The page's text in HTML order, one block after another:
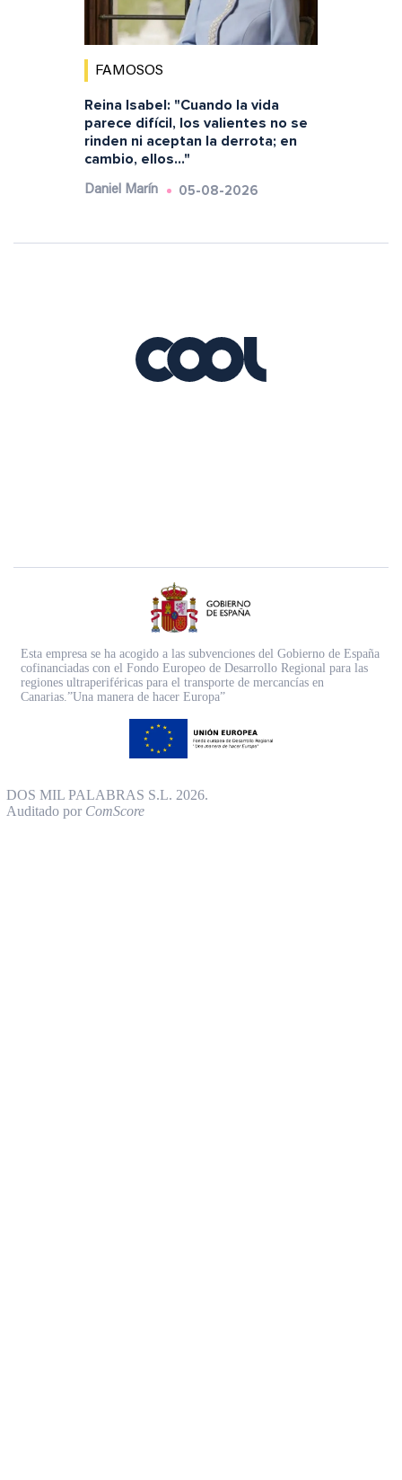
FAMOSOS
Reina Isabel: "Cuando la vida
parece difícil, los valientes no se
rinden ni aceptan la derrota; en
cambio, ellos..."
Daniel Marín 05-08-2026
Esta empresa se ha acogido a las subvenciones del Gobierno de España
cofinanciadas con el Fondo Europeo de Desarrollo Regional para las
regiones ultraperiféricas para el transporte de mercancías en
Canarias.”Una manera de hacer Europa”
DOS MIL PALABRAS S.L. 2026.
Auditado por ComScore